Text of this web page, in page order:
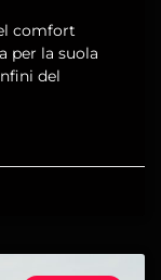
comfort
per la suola
del